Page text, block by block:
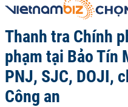
Thanh tra Chính
phạm tại Bảo Tín
PNJ, SJC, DOJI,
Công an